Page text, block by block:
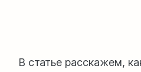
В статье расскажем,